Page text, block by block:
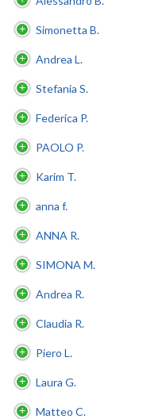
Simonetta B.
Andrea L.
Stefania S.
Federica P.
PAOLO P.
Karim T.
anna f.
ANNA R.
SIMONA M.
Andrea R.
Claudia R.
Piero L.
Laura G.
Matteo C.